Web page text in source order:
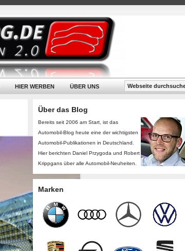
HIER WERBEN ÜBER UNS
Über das Blog
Bereits seit 2006 am Start, ist das
Automobil-Blog heute eine der wichtigsten
Automobil-Publikationen in Deutschland.
Hier berichten Daniel Przygoda und Robert
Krippgans über alle Automobil-Neuheiten.
Marken